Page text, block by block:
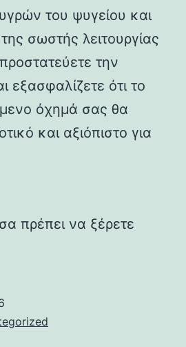
του ψυγείου και
σωστής λειτουργίας
την
εξασφαλίζετε ότι το
όχημά σας θα
και αξιόπιστο για
πρέπει να ξέρετε